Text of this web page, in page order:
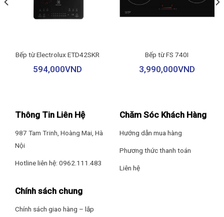
Tổng công suất
KÍCH THƯỚC
Kích thước sản phẩm
D695xC570xS435 mm
Hẹn giờ tắt
Máy hút mùi kính cong có tính năng hẹn giờ tắt cho phép người
dùng điều chỉnh thời gian hút theo nhu cầu sử dụng.
Chất liệu bền đẹp
thép không gỉ và kính cường lực cho độ bền cao, chống han gỉ,
Bếp từ Electrolux ETD42SKR
594,000VND
Bếp từ FS 740I
3,990,000VND
Thông Tin Liên Hệ
987 Tam Trinh, Hoàng Mai, Hà
Nội
Hotline liên hệ: 0962.111.483
Chăm Sóc Khách Hàng
Hướng dẫn mua hàng
Phương thức thanh toán
Liên hệ
Chính sách chung
Chính sách giao hàng – lắp